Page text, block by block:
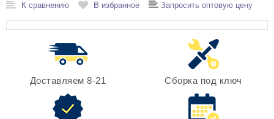
К сравнению В избранное Запросить оптовую цену
Доставляем 8-21 Сборка под ключ